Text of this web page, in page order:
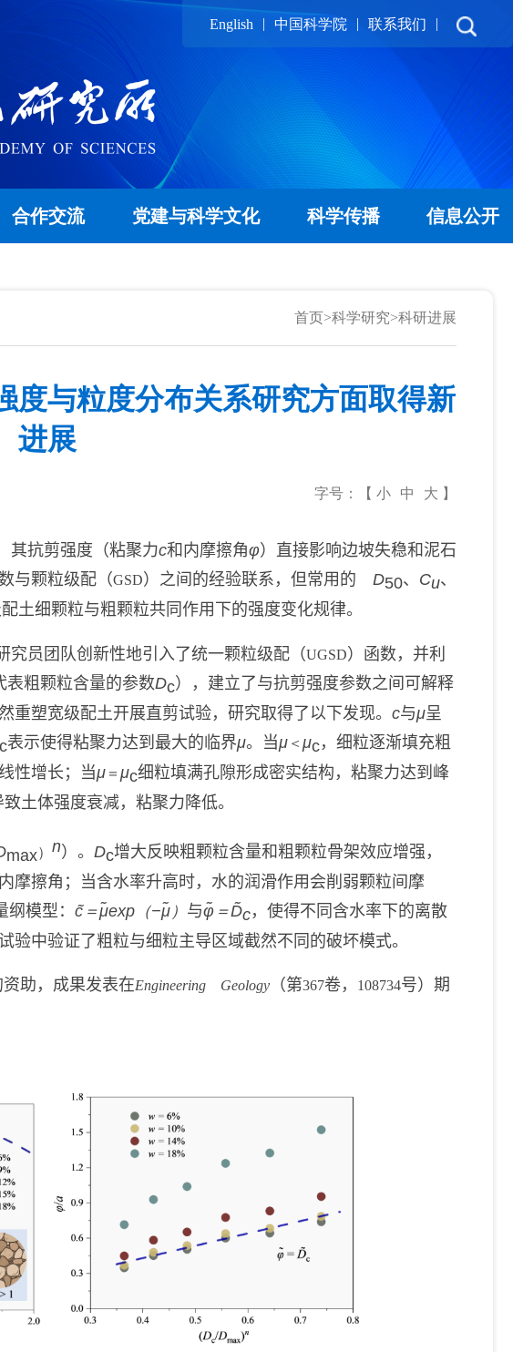
English | 中国科学院 | 联系我们 |
合作交流 党建与科学文化 科学传播 信息公开
首页>科学研究>科研进展
度与粒度分布关系研究方面取得新
进展
字号：【 小 中 大 】
其抗剪强度（粘聚力c和内摩擦角φ）直接影响边坡失稳和泥石
与颗粒级配（GSD）之间的经验联系，但常用的 D50、 Cu、
土细颗粒与粗颗粒共同作用下的强度变化规律。
究员团队创新性地引入了统一颗粒级配（UGSD）函数，并利
表粗颗粒含量的参数Dc），建立了与抗剪强度参数之间可解释
塑宽级配土开展直剪试验，研究取得了以下发现。 c与μ呈
c表示使得粘聚力达到最大的临界μ。当μ ＜ μc，细粒逐渐填充粗
性增长；当μ ＝ μc细粒填满孔隙形成密实结构，粘聚力达到峰
土体强度衰减，粘聚力降低。
max） n）。 Dc增大反映粗颗粒含量和粗颗粒骨架效应增强，
摩擦角；当含水率升高时，水的润滑作用会削弱颗粒间摩
模型： c̃＝μ̃exp（−μ̃） 与φ̃＝D̃c，使得不同含水率下的离散
中验证了粗粒与细粒主导区域截然不同的破坏模式。
资助，成果发表在Engineering Geology （第367卷， 108734号）期